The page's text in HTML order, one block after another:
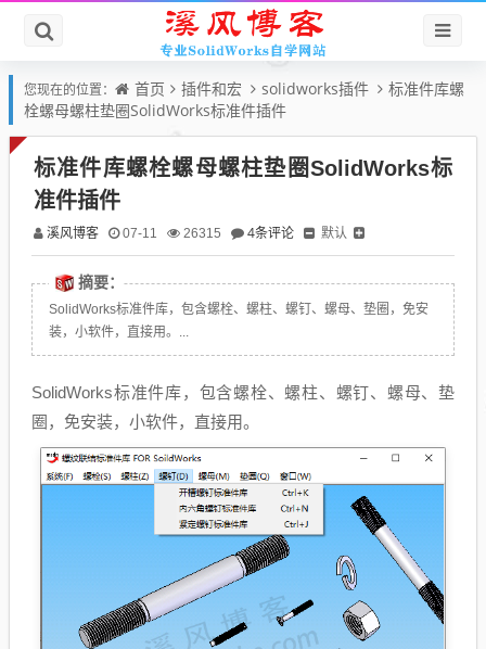
您现在的位置： 首页 插件和宏 solidworks插件
标准件库螺
栓螺母螺柱垫圈SolidWorks标准件插件
标准件库螺栓螺母螺柱垫圈SolidWorks标
准件插件
溪风博客 07-11 26315 4条评论 默认
摘要：
SolidWorks标准件库，包含螺栓、螺柱、螺钉、螺母、垫圈，免安
装，小软件，直接用。...
SolidWorks标准件库，包含螺栓、螺柱、螺钉、螺母、垫
圈，免安装，小软件，直接用。